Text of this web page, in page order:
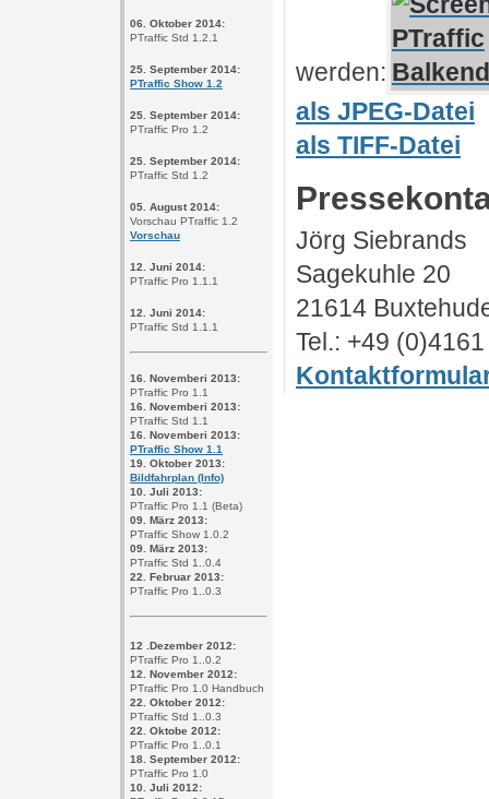
06. Oktober 2014:
PTraffic Std 1.2.1
25. September 2014:
PTraffic Show 1.2
25. September 2014:
PTraffic Pro 1.2
25. September 2014:
PTraffic Std 1.2
05. August 2014:
Vorschau PTraffic 1.2
Vorschau
12. Juni 2014:
PTraffic Pro 1.1.1
12. Juni 2014:
PTraffic Std 1.1.1
16. Novemberi 2013:
PTraffic Pro 1.1
16. Novemberi 2013:
PTraffic Std 1.1
16. Novemberi 2013:
PTraffic Show 1.1
19. Oktober 2013:
Bildfahrplan (Info)
10. Juli 2013:
PTraffic Pro 1.1 (Beta)
09. März 2013:
PTraffic Show 1.0.2
09. März 2013:
PTraffic Std 1..0.4
22. Februar 2013:
PTraffic Pro 1..0.3
12 .Dezember 2012:
PTraffic Pro 1..0.2
12. November 2012:
PTraffic Pro 1.0 Handbuch
22. Oktober 2012:
PTraffic Std 1..0.3
22. Oktobe 2012:
PTraffic Pro 1..0.1
18. September 2012:
PTraffic Pro 1.0
10. Juli 2012:
werden:
als JPEG-Datei
als TIFF-Datei
Jörg Siebrands
Sagekuhle 20
21614
Tel.: +49